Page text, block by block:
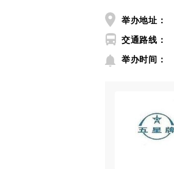
举办地址：
交通路线：
举办时间：